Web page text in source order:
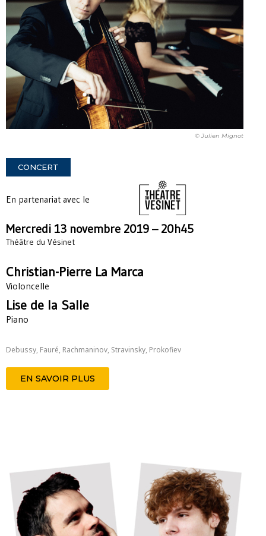
© Julien Mignot
CONCERT
En partenariat avec le
Mercredi 13 novembre 2019 – 20h45
Théâtre du Vésinet
Christian-Pierre La Marca
Violoncelle
Lise de la Salle
Piano
Debussy, Fauré, Rachmaninov, Stravinsky, Prokofiev
EN SAVOIR PLUS